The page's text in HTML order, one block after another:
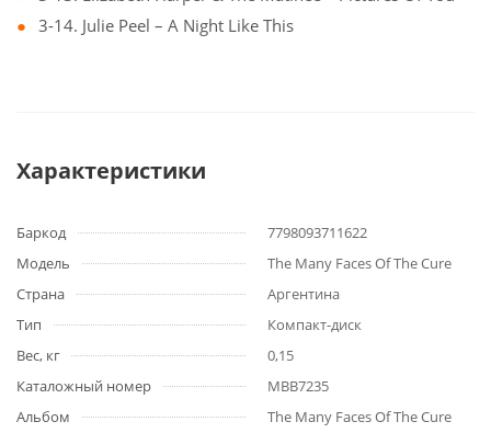
3-14. Julie Peel – A Night Like This
Характеристики
Баркод
7798093711622
Модель
The Many Faces Of The Cure
Страна
Аргентина
Тип
Компакт-диск
Вес, кг
0,15
Каталожный номер
MBB7235
Альбом
The Many Faces Of The Cure